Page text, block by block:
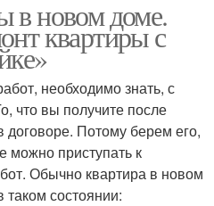
в новом доме.
квартиры с
необходимо знать, с
что вы получите после
договоре. Потому берем его,
можно приступать к
Обычно квартира в новом
таком состоянии: